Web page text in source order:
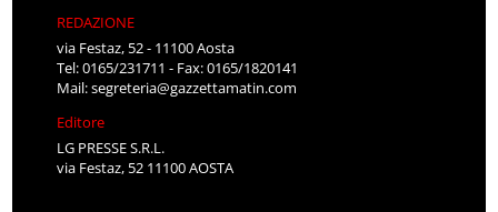
REDAZIONE
via Festaz, 52 - 11100 Aosta
Tel: 0165/231711 - Fax: 0165/1820141
Mail:segreteria@gazzettamatin.com
Editore
LG PRESSE S.R.L.
via Festaz, 52 11100 AOSTA